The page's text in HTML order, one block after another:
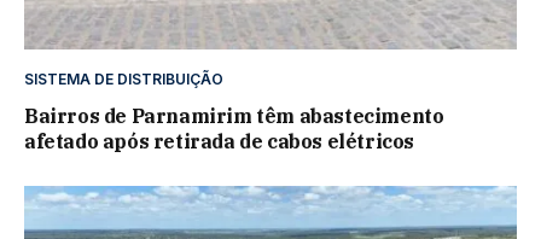
SISTEMA DE DISTRIBUIÇÃO
Bairros de Parnamirim têm abastecimento
afetado após retirada de cabos elétricos